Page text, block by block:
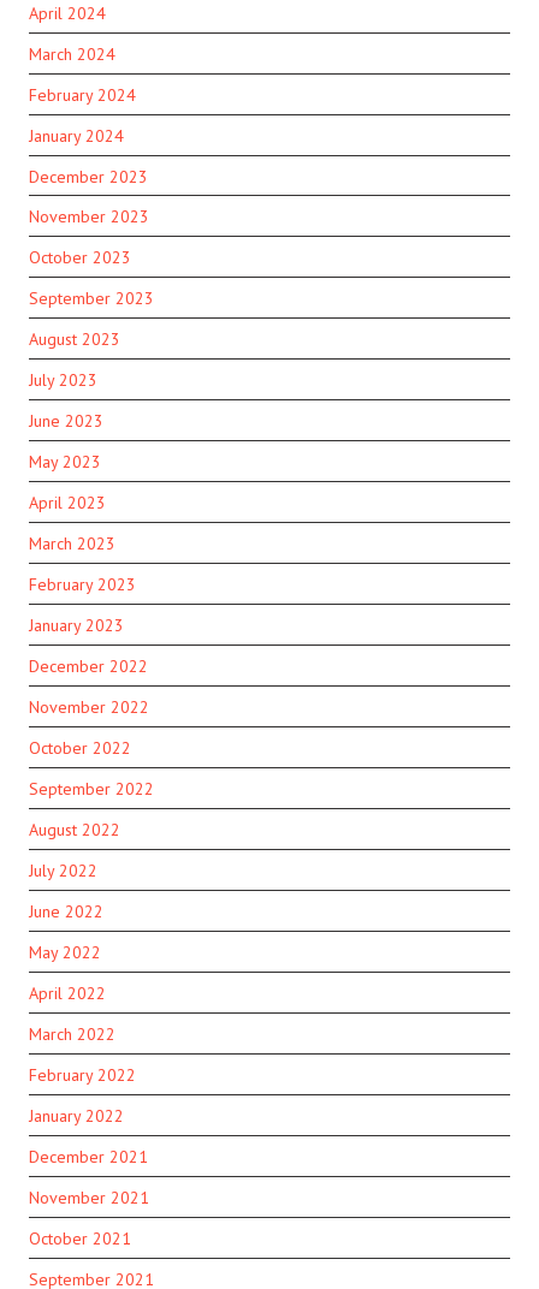
April 2024
March 2024
February 2024
January 2024
December 2023
November 2023
October 2023
September 2023
August 2023
July 2023
June 2023
May 2023
April 2023
March 2023
February 2023
January 2023
December 2022
November 2022
October 2022
September 2022
August 2022
July 2022
June 2022
May 2022
April 2022
March 2022
February 2022
January 2022
December 2021
November 2021
October 2021
September 2021